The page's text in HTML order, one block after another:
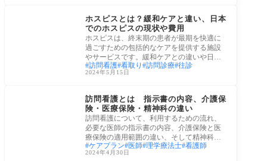
ホスピスとは？緩和ケアと違い、日本
でのホスピスの現状や費用
ホスピスは、終末期の患者が最期を快適に
過ごすための包括的なケアを提供する施設
やサービスです。緩和ケアとの違いや日本
でのホ
訪問看護 看取り 訪問診療 往診
2024年5月15日
訪問看護とは 指示書の内容、介護保
険・医療保険・精神科の違い
訪問看護について、利用するための流れ、
必要な医師の指示書の内容、介護保険と医
療保険の適用範囲の違い、そして精神科訪
問看護
ケアプラン 医師 理学療法士 看護師
2024年4月30日